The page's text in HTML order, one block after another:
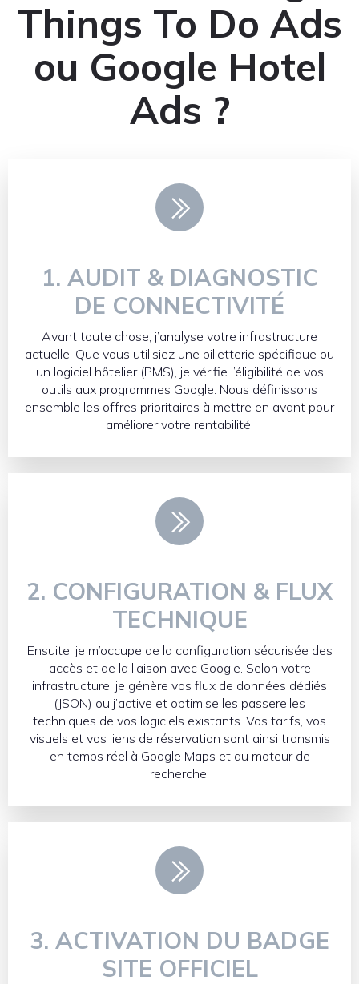
Things To Do Ads
ou Google Hotel
Ads ?
1. AUDIT & DIAGNOSTIC
DE CONNECTIVITÉ
Avant toute chose, j’analyse votre infrastructure
actuelle. Que vous utilisiez une billetterie spécifique ou
un logiciel hôtelier (PMS), je vérifie l’éligibilité de vos
outils aux programmes Google. Nous définissons
ensemble les offres prioritaires à mettre en avant pour
améliorer votre rentabilité.
2. CONFIGURATION & FLUX
TECHNIQUE
Ensuite, je m’occupe de la configuration sécurisée des
accès et de la liaison avec Google. Selon votre
infrastructure, je génère vos flux de données dédiés
(JSON) ou j’active et optimise les passerelles
techniques de vos logiciels existants. Vos tarifs, vos
visuels et vos liens de réservation sont ainsi transmis
en temps réel à Google Maps et au moteur de
recherche.
3. ACTIVATION DU BADGE
SITE OFFICIEL